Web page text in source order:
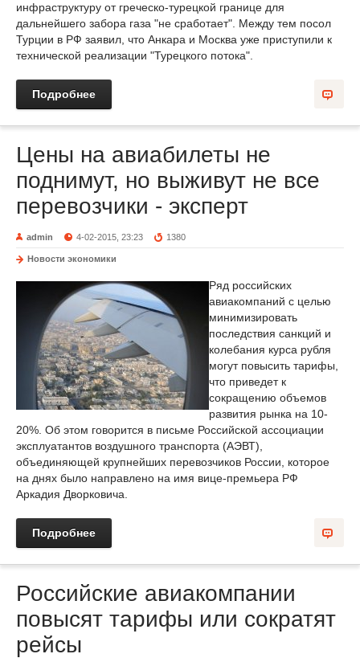
инфраструктуру от греческо-турецкой границе для
дальнейшего забора газа "не сработает". Между тем посол
Турции в РФ заявил, что Анкара и Москва уже приступили к
технической реализации "Турецкого потока".
Подробнее
Цены на авиабилеты не
поднимут, но выживут не все
перевозчики - эксперт
admin 4-02-2015, 23:23 1380
Новости экономики
Ряд российских
авиакомпаний с целью
минимизировать
последствия санкций и
колебания курса рубля
могут повысить тарифы,
что приведет к
сокращению объемов
развития рынка на 10-
20%. Об этом говорится в письме Российской ассоциации
эксплуатантов воздушного транспорта (АЭВТ),
объединяющей крупнейших перевозчиков России, которое
на днях было направлено на имя вице-премьера РФ
Аркадия Дворковича.
Подробнее
Российские авиакомпании
повысят тарифы или сократят
рейсы